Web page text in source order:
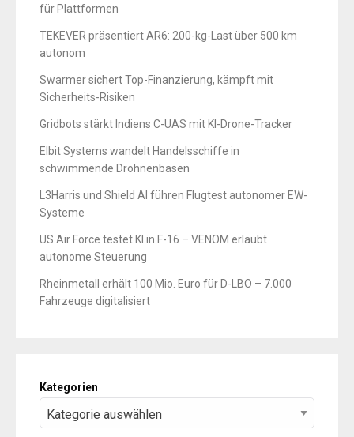
für Plattformen
TEKEVER präsentiert AR6: 200-kg-Last über 500 km
autonom
Swarmer sichert Top-Finanzierung, kämpft mit
Sicherheits-Risiken
Gridbots stärkt Indiens C-UAS mit KI-Drone-Tracker
Elbit Systems wandelt Handelsschiffe in
schwimmende Drohnenbasen
L3Harris und Shield AI führen Flugtest autonomer EW-
Systeme
US Air Force testet KI in F-16 – VENOM erlaubt
autonome Steuerung
Rheinmetall erhält 100 Mio. Euro für D-LBO – 7.000
Fahrzeuge digitalisiert
Kategorien